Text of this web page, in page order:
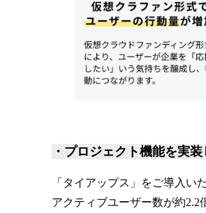
・プロジェクト機能を実
「タイアップス」をご導入い
アクティブユーザー数が約2.2